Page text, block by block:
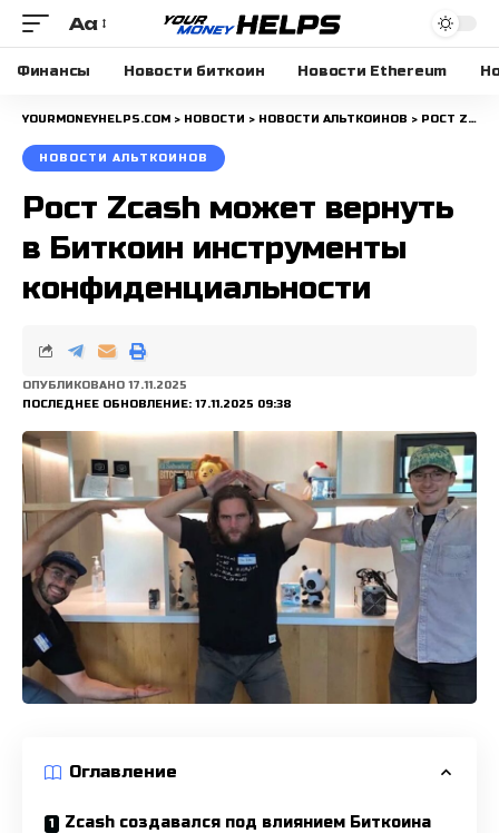
Размера
шрифта
Aa
Финансы Новости биткоин Новости Ethereum
YOURMONEYHELPS.COM > НОВОСТИ > НОВОСТИ АЛЬТКОИНОВ > РОСТ ZCASH МОЖЕТ ВЕРНУТЬ В БИТКОИН ИНСТРУМЕНТЫ КОНФИДЕНЦИАЛЬНОСТИ
НОВОСТИ АЛЬТКОИНОВ
Рост Zcash может вернуть
в Биткоин инструменты
конфиденциальности
ПОСЛЕДНЕЕ ОБНОВЛЕНИЕ: 17.11.2025 09:38
ОПУБЛИКОВАНО 17.11.2025
Оглавление
Zcash создавался под влиянием Биткоина